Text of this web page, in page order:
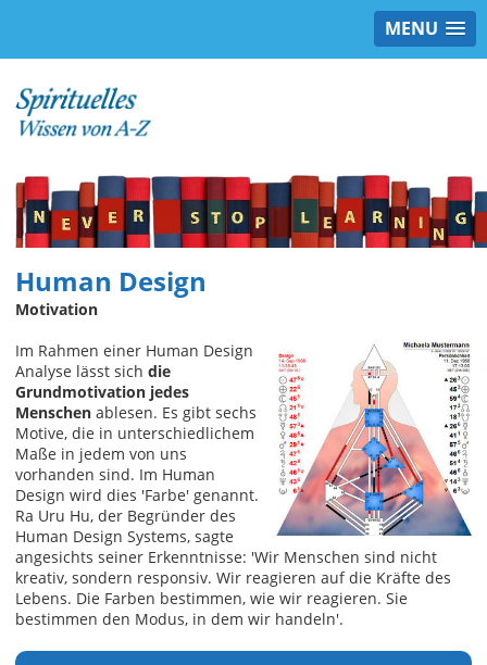
MENU
Human Design
Motivation
Im Rahmen einer Human Design
Analyse lässt sich die
Grundmotivation jedes
Menschen ablesen. Es gibt sechs
Motive, die in unterschiedlichem
Maße in jedem von uns
vorhanden sind. Im Human
Design wird dies 'Farbe' genannt.
Ra Uru Hu, der Begründer des
Human Design Systems, sagte
angesichts seiner Erkenntnisse: 'Wir Menschen sind nicht
kreativ, sondern responsiv. Wir reagieren auf die Kräfte des
Lebens. Die Farben bestimmen, wie wir reagieren. Sie
bestimmen den Modus, in dem wir handeln'.